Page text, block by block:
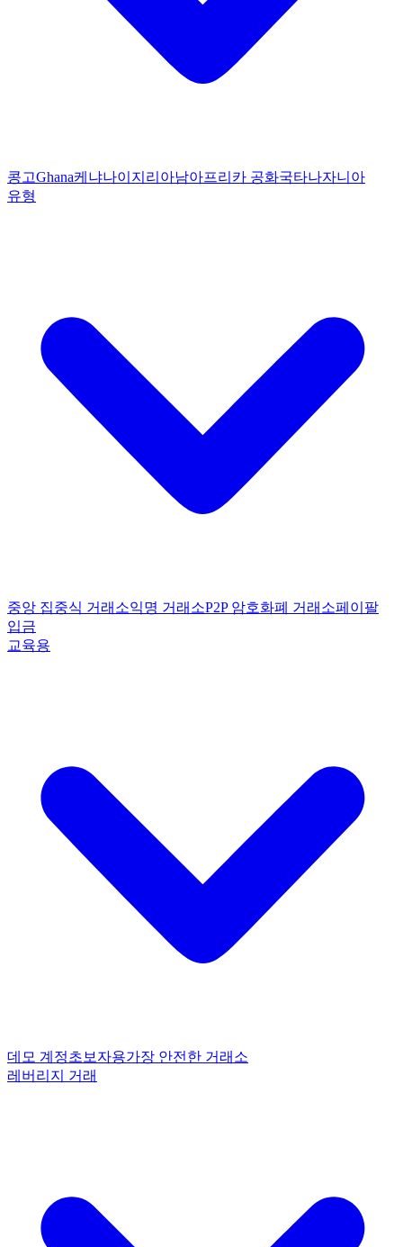
콩고Ghana케냐나이지리아남아프리카 공화국타나자니아
유형
중앙 집중식 거래소익명 거래소P2P 암호화폐 거래소페이팔
입금
교육용
데모 계정초보자용가장 안전한 거래소
레버리지 거래